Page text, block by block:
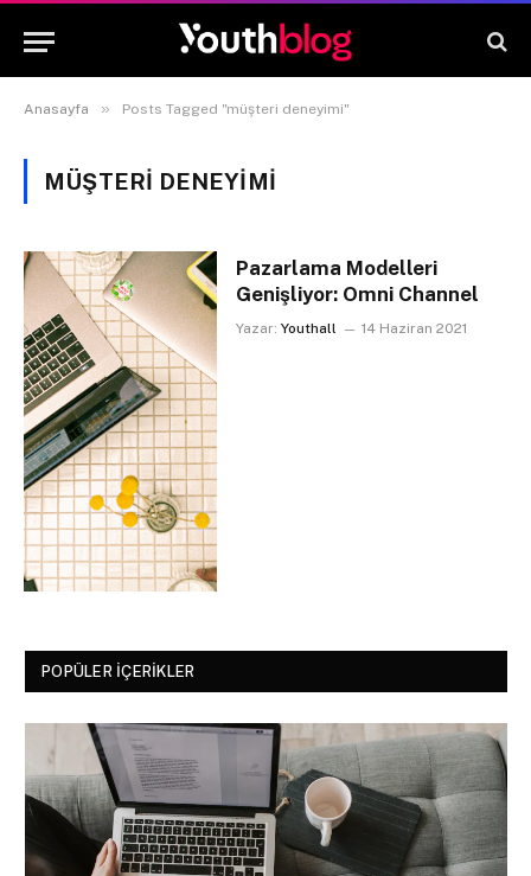
Anasayfa » Posts Tagged "müşteri deneyimi"
MÜŞTERI DENEYIMI
Pazarlama Modelleri
Genişliyor: Omni Channel
Yazar: Youthall 14 Haziran 2021
POPÜLER İÇERIKLER